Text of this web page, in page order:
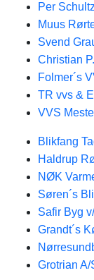
Per
Muus
Svend
Christian
Folmer´s
TR vvs &
VVS
Blikfang
Haldrup
NØK
Søren´s
Safir Byg
Grandt´s
Grotrian A/